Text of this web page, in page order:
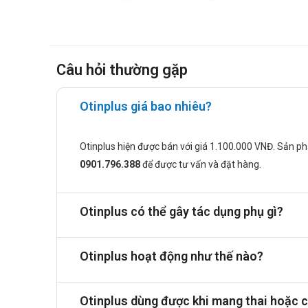
Liều dùng:
Tương tác
Biotin: Khi dùng đồng thời với các thuốc chống
Kẽm: Sự hấp thu kẽm có thể bị giảm khi dùng
K2-Bones: Kết hợp canxi, vitamin D3 và vitamin
Ecanix : Cung cấp canxi, vitamin D3 và các khoáng
Lời khuyên về dinh dưỡng
Câu hỏi thường gặp
Otinplus giá bao nhiêu?
Otinplus hiện được bán với giá 1.100.000 VNĐ. Sản
0901.796.388để được tư vấn và đặt hàng.
Otinplus có thể gây tác dụng phụ gì?
Otinplus hoạt động như thế nào?
Otinplus dùng được khi mang thai hoặc